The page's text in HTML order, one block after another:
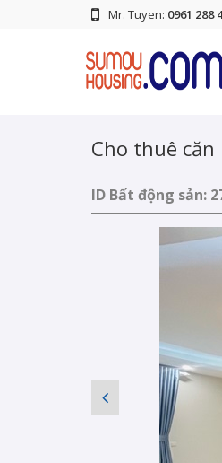
Mr. Tuyen: 0961 288
Cho thuê
ID Bất động sản: